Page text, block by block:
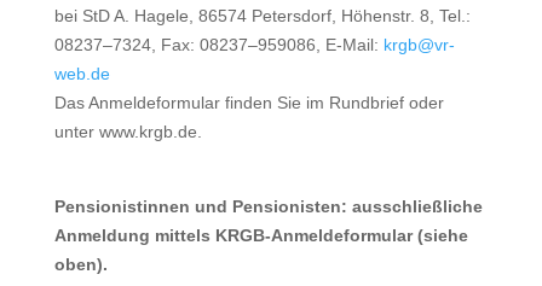
bei StD A. Hagele, 86574 Petersdorf, Höhenstr. 8, Tel.:
08237–7324, Fax: 08237–959086, E-Mail: krgb@vr-
web.de
Das Anmeldeformular finden Sie im Rundbrief oder
unter www.krgb.de.
Pensionistinnen und Pensionisten: ausschließliche
Anmeldung mittels KRGB-Anmeldeformular (siehe
oben).